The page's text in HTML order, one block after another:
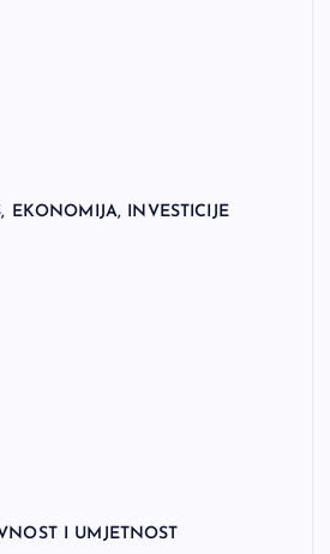
EKONOMIJA, INVESTICIJE
I UMJETNOST